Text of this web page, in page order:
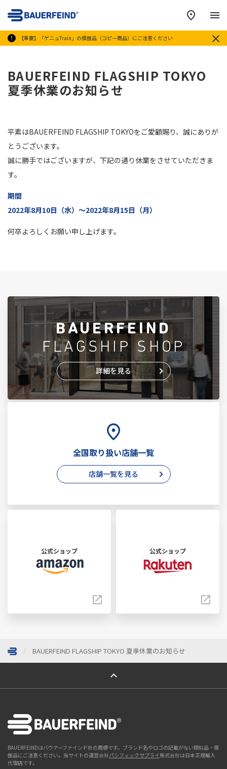
【重要】「ゲニュTrain」の模倣品（コピー商品）にご注意ください
メ
BAUERFEIND FLAGSHIP TOKYO
夏季休業のお知らせ
平素はBAUERFEIND FLAGSHIP TOKYOをご愛顧賜り、誠にありが
とうございます。
誠に勝手ではございますが、下記の通り休業をさせていただきま
す。
期間
2022年8月10日（水）～2022年8月15日（月）
何卒よろしくお願い申し上げます。
BAUERFEIND
FLAGSHIP SHOP
詳細を見る
全国取り扱い店舗一覧
店舗一覧を見る
公式ショップ 公式ショップ
BAUERFEIND FLAGSHIP TOKYO 夏季休業のお知らせ
ページトップへ
BAUERFEINDはバウアーファインド社の商標です。ブランド名やロゴの記載がない類似品・模
倣品にご注意ください。当サイトの運営会社パシフィックサプライ株式会社は日本正規輸入
代理店です。